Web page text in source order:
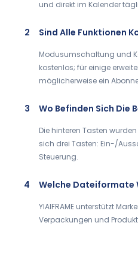
und direkt im Kalender
2 Sind Alle Funktionen
Modusumschaltung und
kostenlos; für einige
möglicherweise ein
3 Wo Befinden Sich Die
Die hinteren Tasten
sich drei Tasten: Ein-/
Steuerung.
4 Welche Dateiformate
YIAIFRAME unterstützt
Verpackungen und